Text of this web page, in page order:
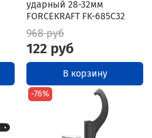
ударный 28-32мм
FORCEKRAFT FK-685C32
968 руб
122 руб
В корзину
-76%